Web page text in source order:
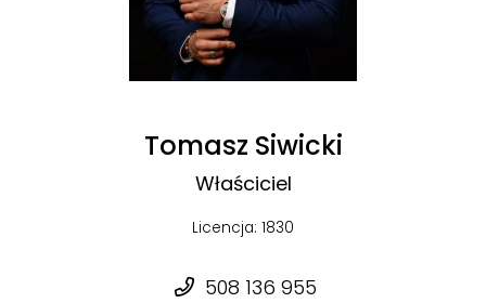
Tomasz Siwicki
Właściciel
Licencja: 1830
508 136 955